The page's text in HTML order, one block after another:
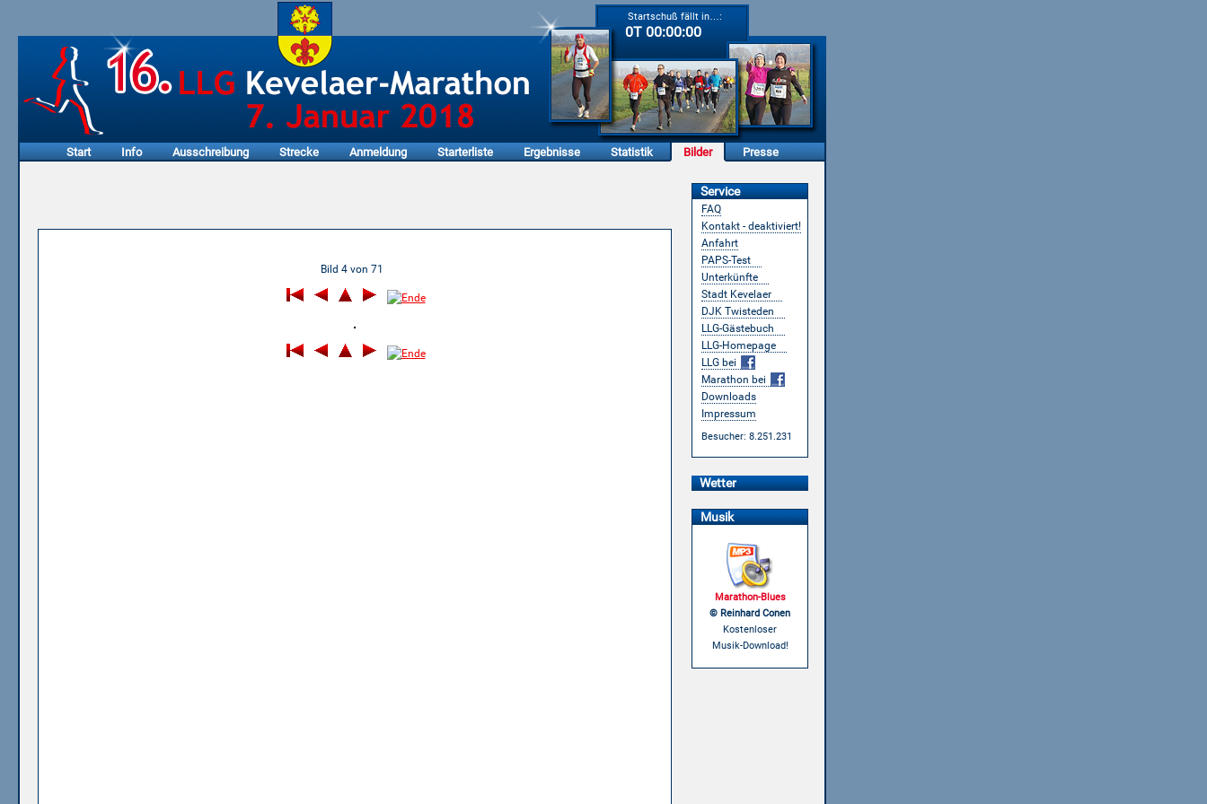
Startschuß fällt in…:
0T 00:00:00
Start Info Ausschreibung Strecke Anmeldung Starterliste Ergebnisse Statistik Bilder Presse
Service
FAQ
Kontakt - deaktiviert!
Anfahrt
PAPS-Test
Unterkünfte
Stadt Kevelaer
DJK Twisteden
LLG-Gästebuch
LLG-Homepage
LLG bei
Marathon bei
Downloads
Impressum
Besucher: 8.251.231
Wetter
Musik
Marathon-Blues
© Reinhard Conen
Kostenloser
Musik-Download!
Bild 4 von 71